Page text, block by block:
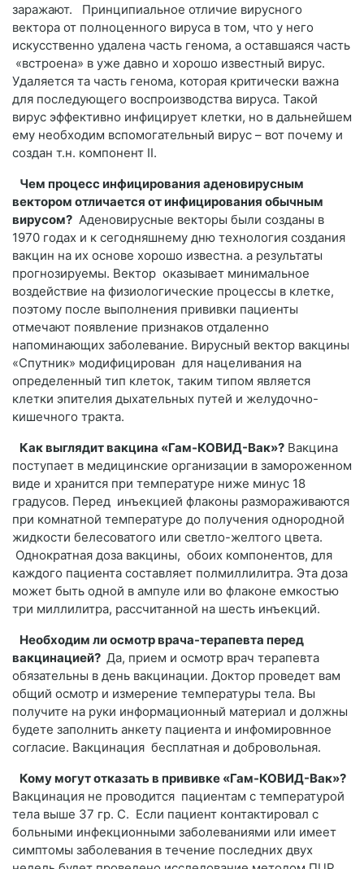
заражают. Принципиальное отличие вирусного
вектора от полноценного вируса в том, что у него
искусственно удалена часть генома, а оставшаяся часть
«встроена» в уже давно и хорошо известный вирус.
Удаляется та часть генома, которая критически важна
для последующего воспроизводства вируса. Такой
вирус эффективно инфицирует клетки, но в дальнейшем
ему необходим вспомогательный вирус – вот почему и
создан т.н. компонент II.
Чем процесс инфицирования аденовирусным
вектором отличается от инфицирования обычным
вирусом? Аденовирусные векторы были созданы в
1970 годах и к сегодняшнему дню технология создания
вакцин на их основе хорошо известна. а результаты
прогнозируемы. Вектор оказывает минимальное
воздействие на физиологические процессы в клетке,
поэтому после выполнения прививки пациенты
отмечают появление признаков отдаленно
напоминающих заболевание. Вирусный вектор вакцины
«Спутник» модифицирован для нацеливания на
определенный тип клеток, таким типом является
клетки эпителия дыхательных путей и желудочно-
кишечного тракта.
Как выглядит вакцина «Гам-КОВИД-Вак»? Вакцина
поступает в медицинские организации в замороженном
виде и хранится при температуре ниже минус 18
градусов. Перед инъекцией флаконы размораживаются
при комнатной температуре до получения однородной
жидкости белесоватого или светло-желтого цвета.
Однократная доза вакцины, обоих компонентов, для
каждого пациента составляет полмиллилитра. Эта доза
может быть одной в ампуле или во флаконе емкостью
три миллилитра, рассчитанной на шесть инъекций.
Необходим ли осмотр врача-терапевта перед
вакцинацией? Да, прием и осмотр врач терапевта
обязательны в день вакцинации. Доктор проведет вам
общий осмотр и измерение температуры тела. Вы
получите на руки информационный материал и должны
будете заполнить анкету пациента и инфомировнное
согласие. Вакцинация бесплатная и добровольная.
Кому могут отказать в прививке «Гам-КОВИД-Вак»?
Вакцинация не проводится пациентам с температурой
тела выше 37 гр. С. Если пациент контактировал с
больными инфекционными заболеваниями или имеет
симптомы заболевания в течение последних двух